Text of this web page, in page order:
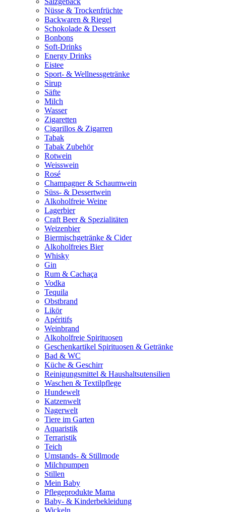
Nüsse & Trockenfrüchte
Backwaren & Riegel
Schokolade & Dessert
Bonbons
Soft-Drinks
Energy Drinks
Eistee
Sport- & Wellnessgetränke
Sirup
Säfte
Milch
Wasser
Zigaretten
Cigarillos & Zigarren
Tabak
Tabak Zubehör
Rotwein
Weisswein
Rosé
Champagner & Schaumwein
Süss- & Dessertwein
Alkoholfreie Weine
Lagerbier
Craft Beer & Spezialitäten
Weizenbier
Biermischgetränke & Cider
Alkoholfreies Bier
Whisky
Gin
Rum & Cachaça
Vodka
Tequila
Obstbrand
Likör
Apéritifs
Weinbrand
Alkoholfreie Spirituosen
Geschenkartikel Spirituosen & Getränke
Bad & WC
Küche & Geschirr
Reinigungsmittel & Haushaltsutensilien
Waschen & Textilpflege
Hundewelt
Katzenwelt
Nagerwelt
Tiere im Garten
Aquaristik
Terraristik
Teich
Umstands- & Stillmode
Milchpumpen
Stillen
Mein Baby
Pflegeprodukte Mama
Baby- & Kinderbekleidung
Wickeln